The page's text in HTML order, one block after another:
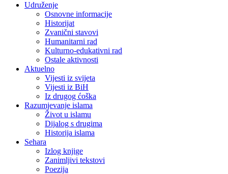
Udruženje
Osnovne informacije
Historijat
Zvanični stavovi
Humanitarni rad
Kulturno-edukativni rad
Ostale aktivnosti
Aktuelno
Vijesti iz svijeta
Vijesti iz BiH
Iz drugog ćoška
Razumjevanje islama
Život u islamu
Dijalog s drugima
Historija islama
Sehara
Izlog knjige
Zanimljivi tekstovi
Poezija